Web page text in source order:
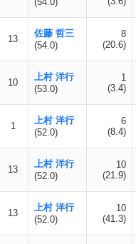
13
佐藤 哲三
(54.0)
8
(20.6)
10
上村 洋行
(53.0)
1
(3.4)
1
上村 洋行
(52.0)
6
(8.4)
13
上村 洋行
(52.0)
10
(21.9)
13
上村 洋行
(52.0)
10
(41.3)